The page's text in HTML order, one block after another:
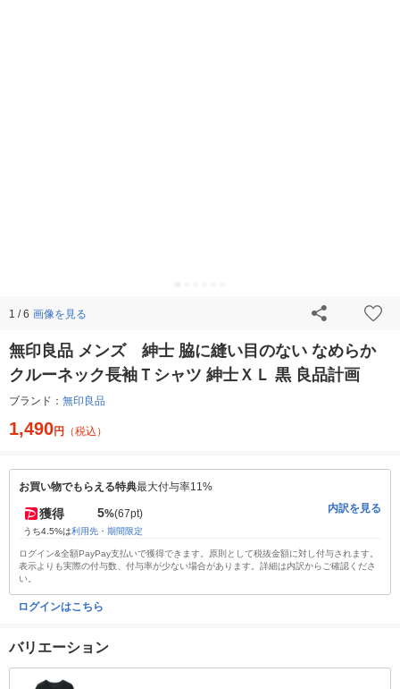
1 / 6 画像を見る
無印良品 メンズ 紳士 脇に縫い目のない なめらか
クルーネック長袖Ｔシャツ 紳士ＸＬ 黒 良品計画
ブランド： 無印良品
1,490円 （税込）
お買い物でもらえる特典最大付与率11%
獲得 5%(67pt)
うち4.5%は利用先・期間限定
内訳を見る
ログイン&全額PayPay支払いで獲得できます。原則として税抜金額に対し付与されます。
表示よりも実際の付与数、付与率が少ない場合があります。詳細は内訳からご確認くださ
い。
ログインはこちら
バリエーション